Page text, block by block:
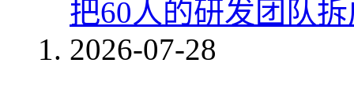
把60人的研发团队
2026-07-28